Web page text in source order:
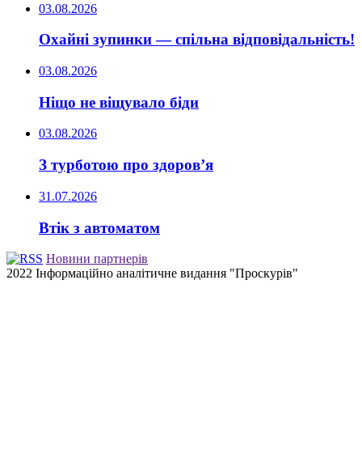
03.08.2026
Охайні зупинки — спільна відповідальність!
03.08.2026
Ніщо не віщувало біди
03.08.2026
З турботою про здоров’я
31.07.2026
Втік з автоматом
Новини партнерів
2022 Інформаційно аналітичне видання "Проскурів"